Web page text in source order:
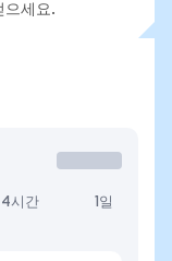
으세요.
4시간 1일